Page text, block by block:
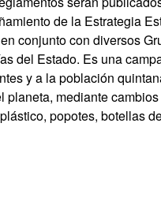
de la Estrategia
conjunto con diversos
del Estado. Es una
y a la población
mediante
popotes, botellas